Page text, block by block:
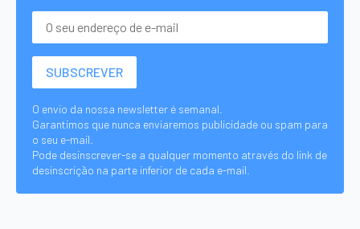
O envio da nossa newsletter é semanal.
Garantimos que nunca enviaremos publicidade ou spam para
o seu e-mail.
Pode desinscrever-se a qualquer momento através do link de
desinscrição na parte inferior de cada e-mail.